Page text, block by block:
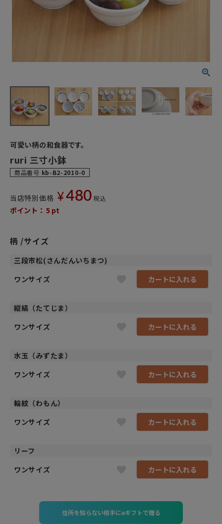
可愛い柄の和食器です。
ruri 三寸小鉢
商品番号 kb-B2-2010-0
当店特別価格 ¥ 480 税込
ポイント： 5 pt
柄 サイズ
三段市松(さんだんいちまつ)
ワンサイズ
カートに入れる
縦縞（たてじま）
ワンサイズ
カートに入れる
水玉（みずたま）
ワンサイズ
カートに入れる
輪紋（わもん）
ワンサイズ
カートに入れる
リーフ
ワンサイズ
カートに入れる
住所を知らない相手にeギフトで贈る